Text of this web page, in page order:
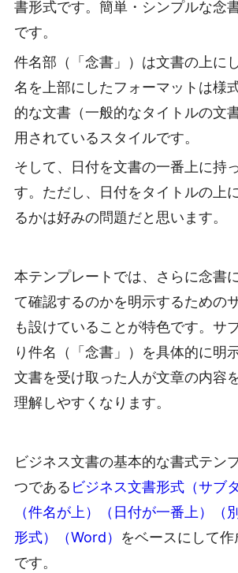
書形式です。簡単・シンプルな念
です。
件名部（「念書」）は文書の上に
名を上部にしたフォーマットは様
的な文書（一般的なタイトルの文
用されているスタイルです。
そして、日付を文書の一番上に持
す。ただし、日付をタイトルの上
るかは好みの問題だと思います。
本テンプレートでは、さらに念書
て確認するのかを明示するための
も設けていることが特色です。サ
り件名（「念書」）を具体的に明
文書を受け取った人が文章の内容
理解しやすくなります。
ビジネス文書の基本的な書式テン
つである ビジネス文書形式（サブ
（件名が上）（日付が一番上）（
形式）（Word） をベースにして
です。